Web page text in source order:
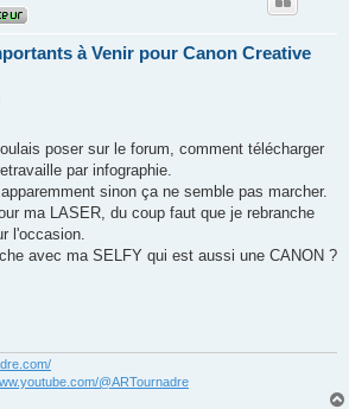
à Venir pour Canon Creative
poser sur le forum, comment télécharger
par infographie.
sinon ça ne semble pas marcher.
ma LASER, du coup faut que je rebranche
l'occasion.
avec ma SELFY qui est aussi une CANON ?
@ARTournadre